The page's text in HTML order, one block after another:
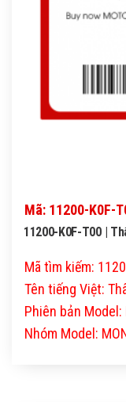
Mã: 11200-K0F-
11200-K0F-T00 |
Mã tìm kiếm:
Tên tiếng Việt:
Phiên bản Model:
Nhóm Model: